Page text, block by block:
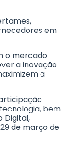
em
o mercado
a inovação
a
bem
Digital,
29 de março de